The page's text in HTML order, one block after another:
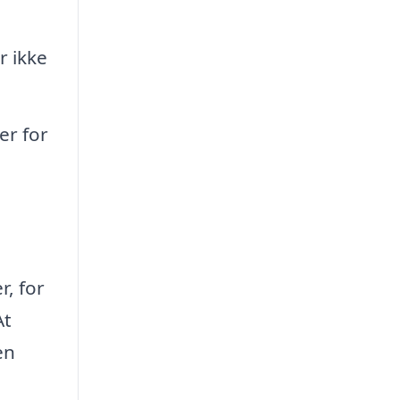
ikke
for
for